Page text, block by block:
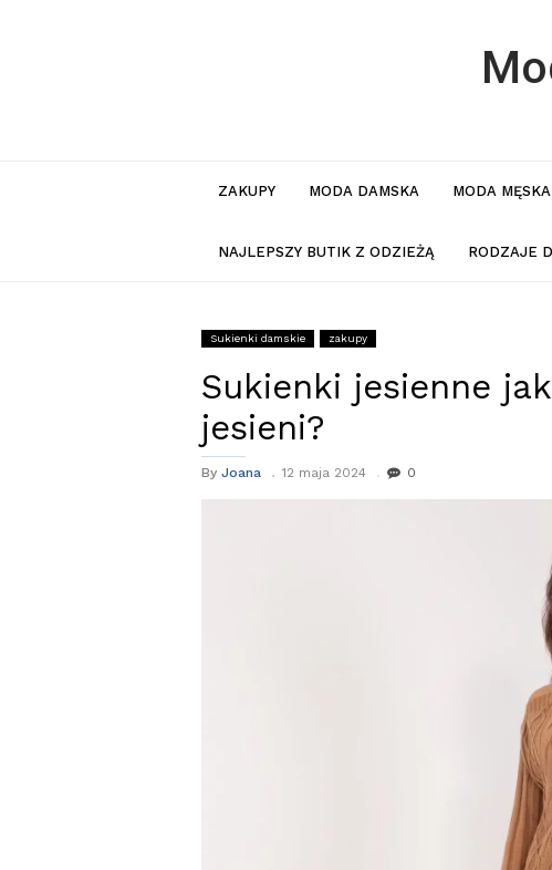
ZAKUPY MODA DAMSKA MODA MĘSKA
NAJLEPSZY BUTIK Z ODZIEŻĄ RODZAJE
Sukienki damskie zakupy
Sukienki jesienne
jesieni?
By Joana 12 maja 2024 0